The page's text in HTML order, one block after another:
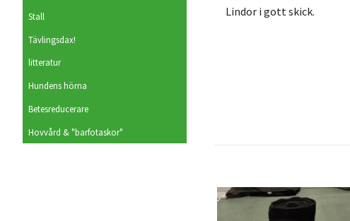
Stall
Tävlingsdax!
litteratur
Hundens hörna
Betesreducerare
Hovvård & "barfotaskor"
Lindor i gott skick.